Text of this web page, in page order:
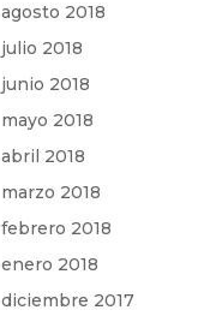
agosto 2018
julio 2018
junio 2018
mayo 2018
abril 2018
marzo 2018
febrero 2018
enero 2018
diciembre 2017